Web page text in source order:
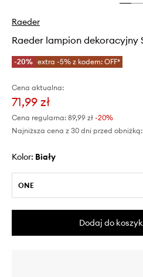
Raeder
Raeder lampion dekoracyjny
-20% extra -5% z kodem: OFF*
Cena aktualna:
71,99 zł
Cena regularna: 89,99 zł -20%
Najniższa cena z 30 dni przed obniżką:
Kolor: biały
ONE
Dodaj do